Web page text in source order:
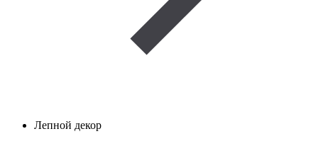
Лепной декор